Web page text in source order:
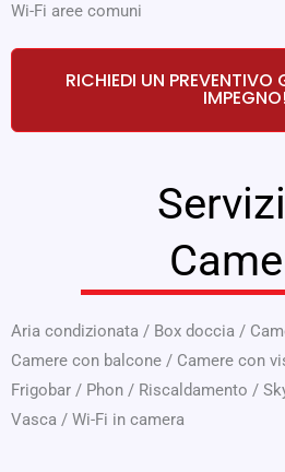
Wi-Fi aree comuni
RICHIEDI UN PREVENTIVO
IMPEGNO!
Aria condizionata / Box doccia /
Camere con balcone / Camere con
Frigobar / Phon / Riscaldamento /
Vasca / Wi-Fi in camera